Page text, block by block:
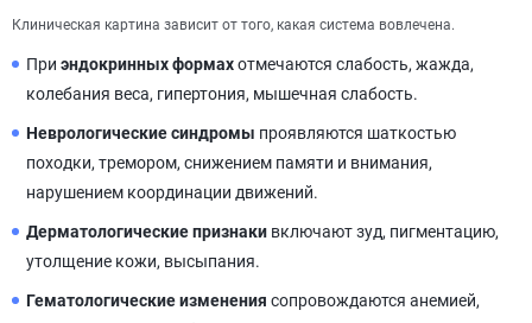
Клиническая картина зависит от того, какая система вовлечена.
При эндокринных формахотмечаются слабость, жажда,
колебания веса, гипертония, мышечная слабость.
Неврологические синдромы проявляются шаткостью
походки, тремором, снижением памяти и внимания,
нарушением координации движений.
Дерматологические признаки включают зуд, пигментацию,
утолщение кожи, высыпания.
Гематологические изменения сопровождаются анемией,